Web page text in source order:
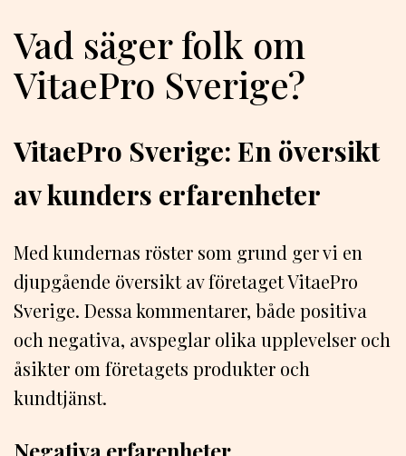
Vad säger folk om
VitaePro Sverige?
VitaePro Sverige: En översikt
av kunders erfarenheter
Med kundernas röster som grund ger vi en
djupgående översikt av företaget VitaePro
Sverige. Dessa kommentarer, både positiva
och negativa, avspeglar olika upplevelser och
åsikter om företagets produkter och
kundtjänst.